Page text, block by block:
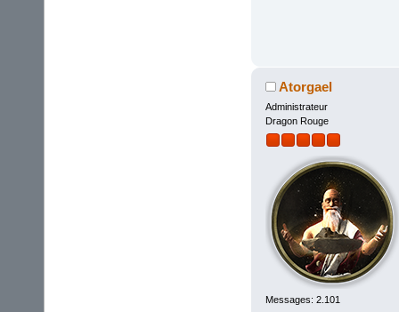
Atorgael
Administrateur
Dragon Rouge
Messages: 2.101